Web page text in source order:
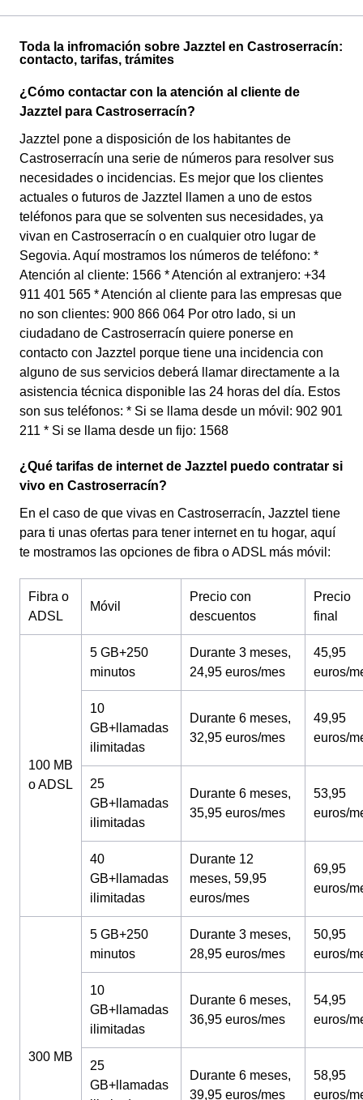
Toda la infromación sobre Jazztel en Castroserracín:
contacto, tarifas, trámites
¿Cómo contactar con la atención al cliente de
Jazztel para Castroserracín?
Jazztel pone a disposición de los habitantes de
Castroserracín una serie de números para resolver sus
necesidades o incidencias. Es mejor que los clientes
actuales o futuros de Jazztel llamen a uno de estos
teléfonos para que se solventen sus necesidades, ya
vivan en Castroserracín o en cualquier otro lugar de
Segovia. Aquí mostramos los números de teléfono: *
Atención al cliente: 1566 * Atención al extranjero: +34
911 401 565 * Atención al cliente para las empresas que
no son clientes: 900 866 064 Por otro lado, si un
ciudadano de Castroserracín quiere ponerse en
contacto con Jazztel porque tiene una incidencia con
alguno de sus servicios deberá llamar directamente a la
asistencia técnica disponible las 24 horas del día. Estos
son sus teléfonos: * Si se llama desde un móvil: 902 901
211 * Si se llama desde un fijo: 1568
¿Qué tarifas de internet de Jazztel puedo contratar si
vivo en Castroserracín?
En el caso de que vivas en Castroserracín, Jazztel tiene
para ti unas ofertas para tener internet en tu hogar, aquí
te mostramos las opciones de fibra o ADSL más móvil:
Fibra o
ADSL
Móvil
Precio con
descuentos
Precio
final
100 MB
o ADSL
5 GB+250
minutos
Durante 3 meses,
24,95 euros/mes
45,95
euros/
10
GB+llamadas
ilimitadas
Durante 6 meses,
32,95 euros/mes
49,95
euros/
25
GB+llamadas
ilimitadas
Durante 6 meses,
35,95 euros/mes
53,95
euros/
40
GB+llamadas
ilimitadas
Durante 12
meses, 59,95
euros/mes
69,95
euros/
300 MB
5 GB+250
minutos
Durante 3 meses,
28,95 euros/mes
50,95
euros/
10
GB+llamadas
ilimitadas
Durante 6 meses,
36,95 euros/mes
54,95
euros/
25
GB+llamadas
Durante 6 meses,
39,95 euros/mes
58,95
euros/